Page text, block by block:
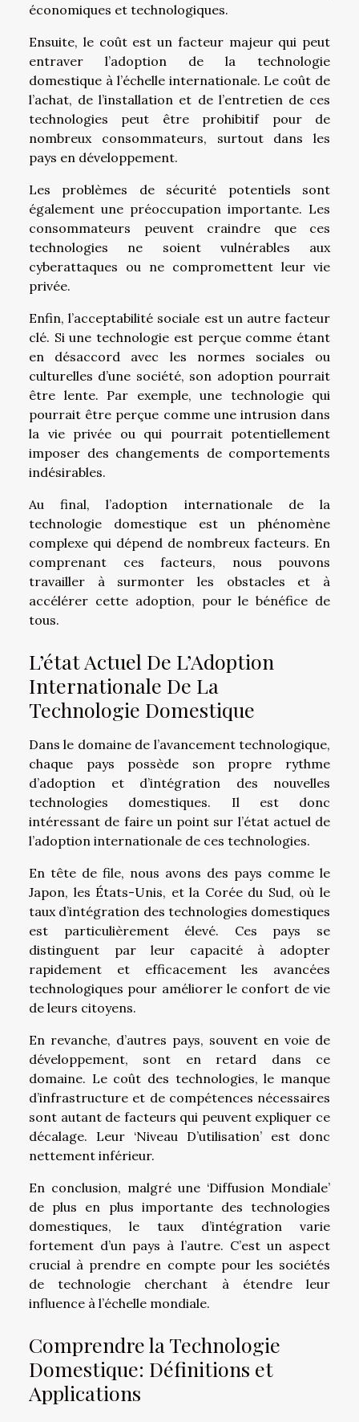
économiques et technologiques.
Ensuite, le coût est un facteur majeur qui peut
entraver l’adoption de la technologie
domestique à l’échelle internationale. Le coût de
l’achat, de l’installation et de l’entretien de ces
technologies peut être prohibitif pour de
nombreux consommateurs, surtout dans les
pays en développement.
Les problèmes de sécurité potentiels sont
également une préoccupation importante. Les
consommateurs peuvent craindre que ces
technologies ne soient vulnérables aux
cyberattaques ou ne compromettent leur vie
privée.
Enfin, l’acceptabilité sociale est un autre facteur
clé. Si une technologie est perçue comme étant
en désaccord avec les normes sociales ou
culturelles d’une société, son adoption pourrait
être lente. Par exemple, une technologie qui
pourrait être perçue comme une intrusion dans
la vie privée ou qui pourrait potentiellement
imposer des changements de comportements
indésirables.
Au final, l’adoption internationale de la
technologie domestique est un phénomène
complexe qui dépend de nombreux facteurs. En
comprenant ces facteurs, nous pouvons
travailler à surmonter les obstacles et à
accélérer cette adoption, pour le bénéfice de
tous.
L’état Actuel De L’Adoption
Internationale De La
Technologie Domestique
Dans le domaine de l’avancement technologique,
chaque pays possède son propre rythme
d’adoption et d’intégration des nouvelles
technologies domestiques. Il est donc
intéressant de faire un point sur l’état actuel de
l’adoption internationale de ces technologies.
En tête de file, nous avons des pays comme le
Japon, les États-Unis, et la Corée du Sud, où le
taux d’intégration des technologies domestiques
est particulièrement élevé. Ces pays se
distinguent par leur capacité à adopter
rapidement et efficacement les avancées
technologiques pour améliorer le confort de vie
de leurs citoyens.
En revanche, d’autres pays, souvent en voie de
développement, sont en retard dans ce
domaine. Le coût des technologies, le manque
d’infrastructure et de compétences nécessaires
sont autant de facteurs qui peuvent expliquer ce
décalage. Leur ‘Niveau D’utilisation’ est donc
nettement inférieur.
En conclusion, malgré une ‘Diffusion Mondiale’
de plus en plus importante des technologies
domestiques, le taux d’intégration varie
fortement d’un pays à l’autre. C’est un aspect
crucial à prendre en compte pour les sociétés
de technologie cherchant à étendre leur
influence à l’échelle mondiale.
Comprendre la Technologie
Domestique: Définitions et
Applications